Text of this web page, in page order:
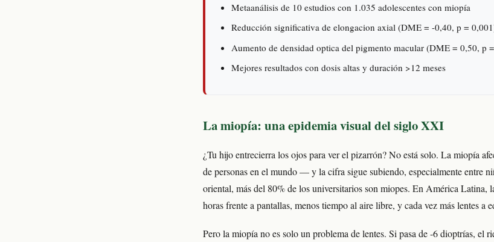
Metaanálisis de 10 estudios con 1.035 adolescentes con miopía
Reducción significativa de elongacion axial (DME = -0,40, p =
Aumento de densidad optica del pigmento macular (DME = 0,50, p
Mejores resultados con dosis altas y duración >12 meses
La miopía: una epidemia visual del siglo XXI
¿Tu hijo entrecierra los ojos para ver el pizarrón? No está solo. La miopía
de personas en el mundo — y la cifra sigue subiendo, especialmente entre
oriental, más del 80% de los universitarios son miopes. En América Latina,
horas frente a pantallas, menos tiempo al aire libre, y cada vez más lentes a
Pero la miopía no es solo un problema de lentes. Si pasa de -6 dioptrías, el